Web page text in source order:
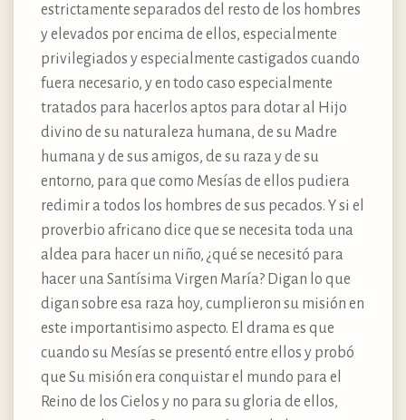
estrictamente separados del resto de los hombres
y elevados por encima de ellos, especialmente
privilegiados y especialmente castigados cuando
fuera necesario, y en todo caso especialmente
tratados para hacerlos aptos para dotar al Hijo
divino de su naturaleza humana, de su Madre
humana y de sus amigos, de su raza y de su
entorno, para que como Mesías de ellos pudiera
redimir a todos los hombres de sus pecados. Y si el
proverbio africano dice que se necesita toda una
aldea para hacer un niño, ¿qué se necesitó para
hacer una Santísima Virgen María? Digan lo que
digan sobre esa raza hoy, cumplieron su misión en
este importantisimo aspecto. El drama es que
cuando su Mesías se presentó entre ellos y probó
que Su misión era conquistar el mundo para el
Reino de los Cielos y no para su gloria de ellos,